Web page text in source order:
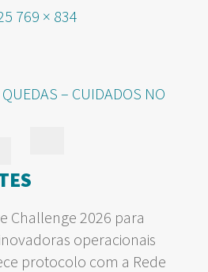
Tamanho
769 × 834
– CUIDADOS NO
Challenge 2026 para
operacionais
protocolo com a Rede